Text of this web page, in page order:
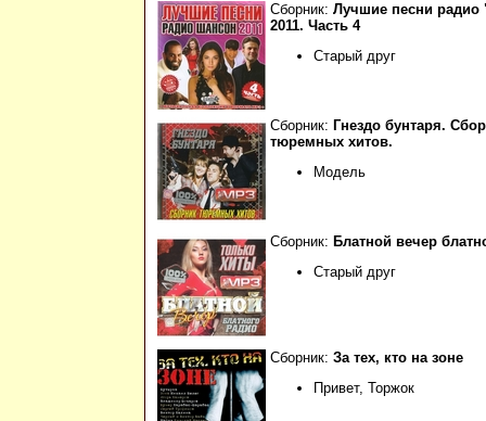
Сборник: Лучшие песни
2011. Часть 4
Старый друг
Сборник: Гнездо бунтаря.
тюремных хитов.
Модель
Сборник: Блатной вечер
Старый друг
Сборник: За тех, кто на зоне
Привет, Торжок